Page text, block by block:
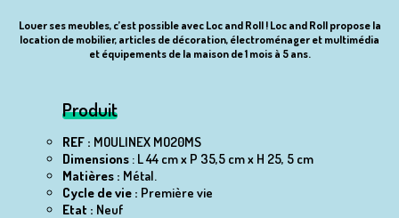
Louer ses meubles, c’est possible avec Loc and Roll ! Loc and Roll propose la
location de mobilier, articles de décoration, électroménager et multimédia
et équipements de la maison de 1 mois à 5 ans.
Produit
REF : MOULINEX MO20MS
Dimensions: L 44 cm x P 35,5 cm x H 25, 5 cm
Matières : Métal.
Cycle de vie : Première vie
Etat : Neuf